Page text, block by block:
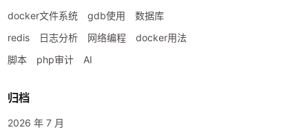
docker文件系统
gdb使用
数据库
redis
日志分析 网络编程
docker用法
脚本
php审计 AI
归档
2026 年 7 月